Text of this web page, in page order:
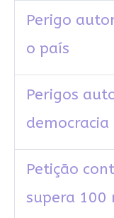
Perigo
o país
Perigos
Petição
supera 100